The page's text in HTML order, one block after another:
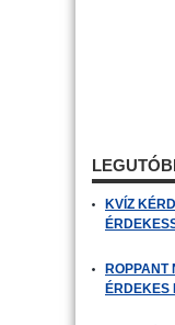
KVÍZ
ROPPANT
ÉRDEKES